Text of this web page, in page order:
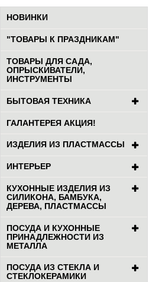
НОВИНКИ
"ТОВАРЫ К ПРАЗДНИКАМ"
ТОВАРЫ ДЛЯ САДА,
ОПРЫСКИВАТЕЛИ,
ИНСТРУМЕНТЫ
БЫТОВАЯ ТЕХНИКА
ГАЛАНТЕРЕЯ АКЦИЯ!
ИЗДЕЛИЯ ИЗ ПЛАСТМАССЫ
ИНТЕРЬЕР
КУХОННЫЕ ИЗДЕЛИЯ ИЗ
СИЛИКОНА, БАМБУКА,
ДЕРЕВА, ПЛАСТМАССЫ
ПОСУДА И КУХОННЫЕ
ПРИНАДЛЕЖНОСТИ ИЗ
МЕТАЛЛА
ПОСУДА ИЗ СТЕКЛА И
СТЕКЛОКЕРАМИКИ